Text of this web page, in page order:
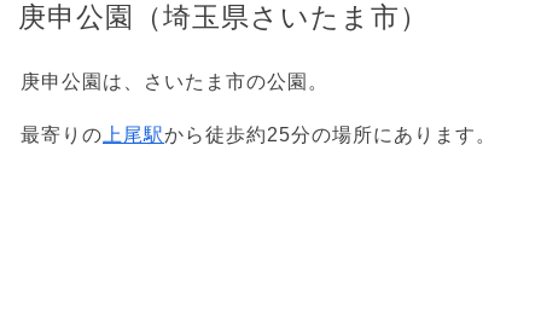
庚申公園（埼玉県さいたま市）
庚申公園は、さいたま市の公園。
最寄りの 上尾駅から徒歩約25分の場所にあります。